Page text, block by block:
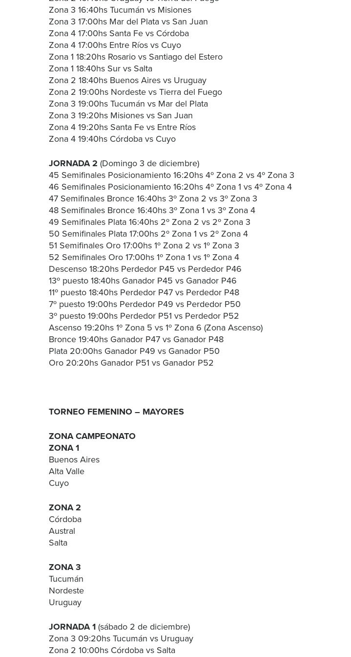
Zona 3 16:40hs Tucumán vs Misiones
Zona 3 17:00hs Mar del Plata vs San Juan
Zona 4 17:00hs Santa Fe vs Córdoba
Zona 4 17:00hs Entre Ríos vs Cuyo
Zona 1 18:20hs Rosario vs Santiago del Estero
Zona 1 18:40hs Sur vs Salta
Zona 2 18:40hs Buenos Aires vs Uruguay
Zona 2 19:00hs Nordeste vs Tierra del Fuego
Zona 3 19:00hs Tucumán vs Mar del Plata
Zona 3 19:20hs Misiones vs San Juan
Zona 4 19:20hs Santa Fe vs Entre Ríos
Zona 4 19:40hs Córdoba vs Cuyo
JORNADA 2 (Domingo 3 de diciembre)
45 Semifinales Posicionamiento 16:20hs 4º Zona 2 vs 4º Zona 3
46 Semifinales Posicionamiento 16:20hs 4º Zona 1 vs 4º Zona 4
47 Semifinales Bronce 16:40hs 3º Zona 2 vs 3º Zona 3
48 Semifinales Bronce 16:40hs 3º Zona 1 vs 3º Zona 4
49 Semifinales Plata 16:40hs 2º Zona 2 vs 2º Zona 3
50 Semifinales Plata 17:00hs 2º Zona 1 vs 2º Zona 4
51 Semifinales Oro 17:00hs 1º Zona 2 vs 1º Zona 3
52 Semifinales Oro 17:00hs 1º Zona 1 vs 1º Zona 4
Descenso 18:20hs Perdedor P45 vs Perdedor P46
13º puesto 18:40hs Ganador P45 vs Ganador P46
11º puesto 18:40hs Perdedor P47 vs Perdedor P48
7º puesto 19:00hs Perdedor P49 vs Perdedor P50
3º puesto 19:00hs Perdedor P51 vs Perdedor P52
Ascenso 19:20hs 1º Zona 5 vs 1º Zona 6 (Zona Ascenso)
Bronce 19:40hs Ganador P47 vs Ganador P48
Plata 20:00hs Ganador P49 vs Ganador P50
Oro 20:20hs Ganador P51 vs Ganador P52
TORNEO FEMENINO – MAYORES
ZONA CAMPEONATO
ZONA 1
Buenos Aires
Alta Valle
Cuyo
ZONA 2
Córdoba
Austral
Salta
ZONA 3
Tucumán
Nordeste
Uruguay
JORNADA 1 (sábado 2 de diciembre)
Zona 3 09:20hs Tucumán vs Uruguay
Zona 2 10:00hs Córdoba vs Salta